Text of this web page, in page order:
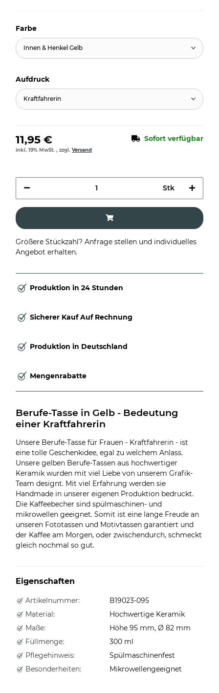
Farbe
Innen & Henkel Gelb
Aufdruck
Kraftfahrerin
11,95 € Sofort verfügbar
inkl. 19% MwSt. , zzgl. Versand
Stk
Größere Stückzahl? Anfrage stellen und individuelles
Angebot erhalten.
Produktion in 24 Stunden
Sicherer Kauf Auf Rechnung
Produktion in Deutschland
Mengenrabatte
Berufe-Tasse in Gelb - Bedeutung
einer Kraftfahrerin
Unsere Berufe-Tasse für Frauen - Kraftfahrerin - ist
eine tolle Geschenkidee, egal zu welchem Anlass.
Unsere gelben Berufe-Tassen aus hochwertiger
Keramik wurden mit viel Liebe von unserem Grafik-
Team designt. Mit viel Erfahrung werden sie
Handmade in unserer eigenen Produktion bedruckt.
Die Kaffeebecher sind spülmaschinen- und
mikrowellen geeignet. Somit ist eine lange Freude an
unseren Fototassen und Motivtassen garantiert und
der Kaffee am Morgen, oder zwischendurch, schmeckt
gleich nochmal so gut.
Eigenschaften
Artikelnummer:
B19023-095
Material:
Hochwertige Keramik
Maße:
Höhe 95 mm, Ø 82 mm
Füllmenge:
300 ml
Pflegehinweis:
Spülmaschinenfest
Besonderheiten:
Mikrowellengeeignet